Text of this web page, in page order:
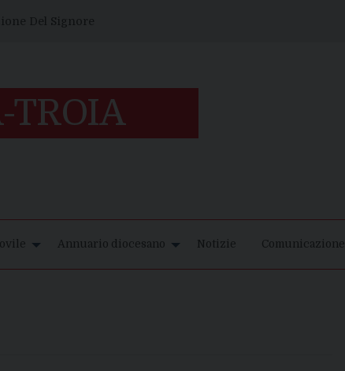
Del Signore
Annuario diocesano Notizie Comunicazione